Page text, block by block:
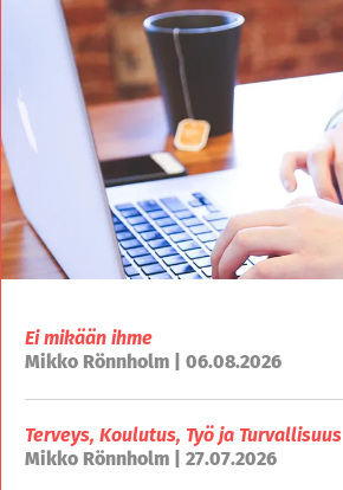
Ei mikään ihme
Mikko Rönnholm | 06.08.2026
Terveys, Koulutus, Työ ja Turvallisuus
Mikko Rönnholm | 27.07.2026